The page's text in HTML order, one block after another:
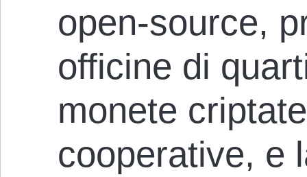
open-source,
officine di
monete
cooperative, e